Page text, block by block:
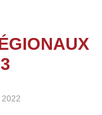
2022